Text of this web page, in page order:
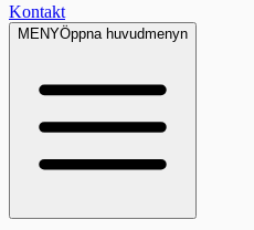
Kontakt
MENYÖppna huvudmenyn